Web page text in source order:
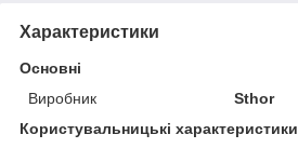
Характеристики
Основні
Виробник
Sthor
Користувальницькі характеристики